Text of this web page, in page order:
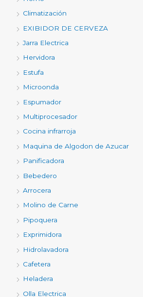
Climatización
EXIBIDOR DE CERVEZA
Jarra Electrica
Hervidora
Estufa
Microonda
Espumador
Multiprocesador
Cocina infrarroja
Maquina de Algodon de Azucar
Panificadora
Bebedero
Arrocera
Molino de Carne
Pipoquera
Exprimidora
Hidrolavadora
Cafetera
Heladera
Olla Electrica